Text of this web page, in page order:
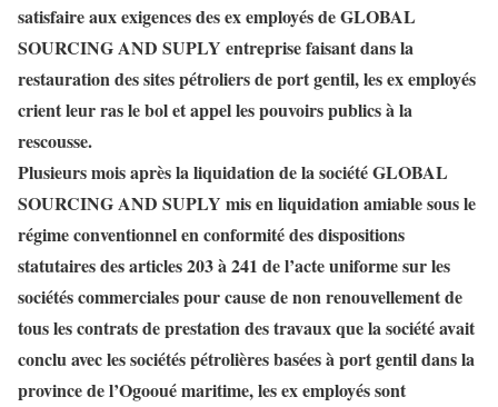
satisfaire aux exigences des ex employés de GLOBAL
SOURCING AND SUPLY entreprise faisant dans la
restauration des sites pétroliers de port gentil, les ex employés
crient leur ras le bol et appel les pouvoirs publics à la
rescousse.
Plusieurs mois après la liquidation de la société GLOBAL
SOURCING AND SUPLY mis en liquidation amiable sous le
régime conventionnel en conformité des dispositions
statutaires des articles 203 à 241 de l’acte uniforme sur les
sociétés commerciales pour cause de non renouvellement de
tous les contrats de prestation des travaux que la société avait
conclu avec les sociétés pétrolières basées à port gentil dans la
province de l’Ogooué maritime, les ex employés sont